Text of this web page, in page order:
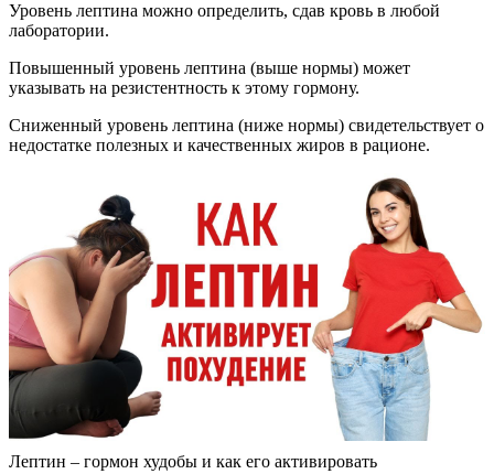
Уровень лептина можно определить, сдав кровь в любой
лаборатории.
Повышенный уровень лептина (выше нормы) может
указывать на резистентность к этому гормону.
Сниженный уровень лептина (ниже нормы) свидетельствует о
недостатке полезных и качественных жиров в рационе.
Лептин – гормон худобы и как его активировать